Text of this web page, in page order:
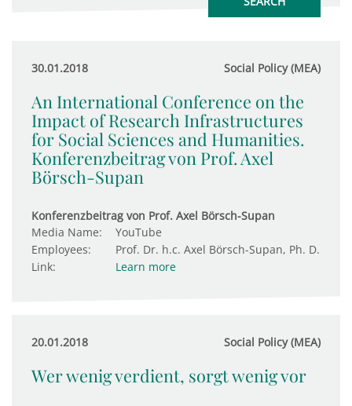
30.01.2018 Social Policy (MEA)
An International Conference on the
Impact of Research Infrastructures
for Social Sciences and Humanities.
Konferenzbeitrag von Prof. Axel
Börsch-Supan
Konferenzbeitrag von Prof. Axel Börsch-Supan
Media Name:
YouTube
Employees:
Prof. Dr. h.c. Axel Börsch-Supan, Ph. D.
Link:
Learn more
20.01.2018 Social Policy (MEA)
Wer wenig verdient, sorgt wenig vor